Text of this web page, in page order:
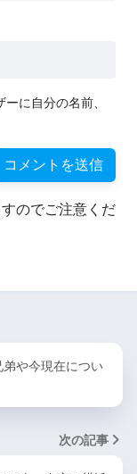
に自分の名前、
のでご注意くだ
や今現在につい
次の記事